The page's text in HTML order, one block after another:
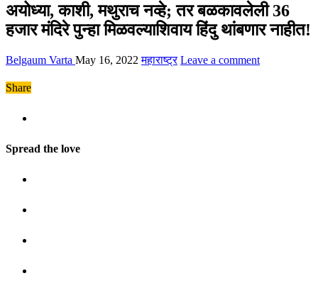
अयोध्या, काशी, मथुराच नव्हे; तर बळकावलेली 36
हजार मंदिरे पुन्हा मिळवल्याशिवाय हिंदु थांबणार नाहीत!
Belgaum Varta May 16, 2022 महाराष्ट्र Leave a comment
Share
Spread the love